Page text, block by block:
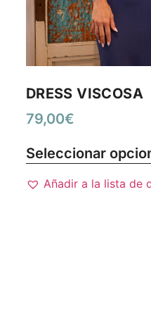
DRESS VISCOSA
79,00€
Seleccionar
Añadir a la lista de